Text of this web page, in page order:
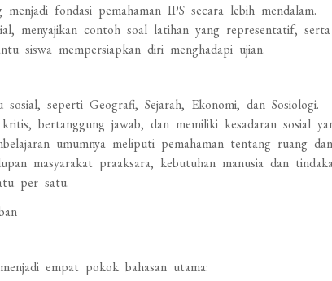
fondasi pemahaman IPS secara lebih mendalam.
menyajikan contoh soal latihan yang representatif, serta
siswa mempersiapkan diri menghadapi ujian.
seperti Geografi, Sejarah, Ekonomi, dan Sosiologi.
bertanggung jawab, dan memiliki kesadaran sosial
umumnya meliputi pemahaman tentang ruang dan
masyarakat praaksara, kebutuhan manusia dan
per satu.
empat pokok bahasan utama: